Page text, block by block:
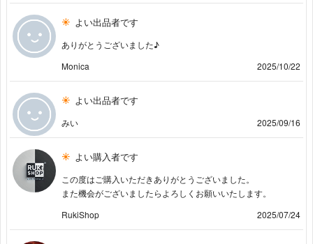
よい出品者です
ありがとうございました♪
Monica
2025/10/22
よい出品者です
みい 2025/09/16
よい購入者です
この度はご購入いただきありがとうございました。
また機会がございましたらよろしくお願いいたします。
RukiShop
2025/07/24